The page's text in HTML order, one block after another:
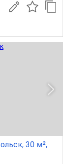
30 м²,